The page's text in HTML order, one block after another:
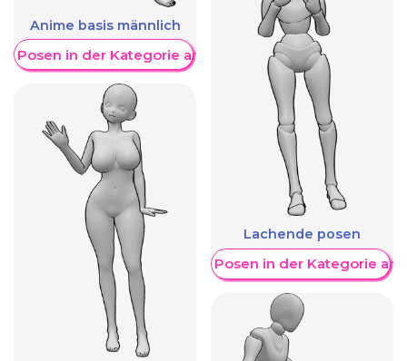
Anime basis männlich
Posen in der Kategorie anzeigen
Lachende posen
Weitere Posen in der Kategorie